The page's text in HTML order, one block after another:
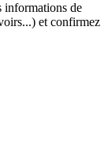
informations de
et confirmez